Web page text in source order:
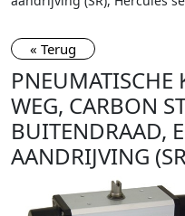
« Terug
PNEUMATISCHE
WEG, CARBON
BUITENDRAAD,
AANDRIJVING